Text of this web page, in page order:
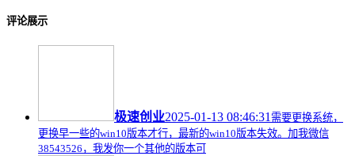
评论展示
极速创业2025-01-13 08:46:31 需要更换系统，
更换早一些的win10版本才行，最新的win10版本失效。加我微信
38543526，我发你一个其他的版本可